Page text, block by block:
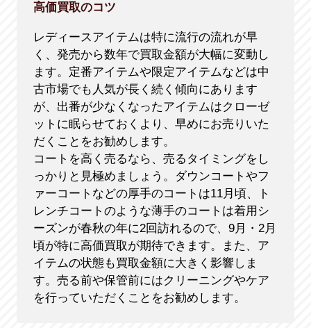
高価買取のコツ
レディースアイテムは特に流行の流れが早
く、発売から数年で買取金額が大幅に変動し
ます。定番アイテムや限定アイテムなどは中
古市場でも人気が長く続く傾向にあります
が、出番が少なくなったアイテムはクローゼ
ットに眠らせておくより、早めにお売りいた
だくことをお勧めします。
コートを高く売るなら、売るタイミングをし
っかりと見極めましょう。ダウンコートやフ
ァーコートなどの厚手のコートは11月頃、ト
レンチコートのような薄手のコートは着用シ
ーズンが春秋の年に2回訪れるので、9月・2月
頃が特に高価買取が期待できます。また、ア
イテムの状態も買取金額に大きく影響しま
す。売る前や保管前にはクリーニングやケア
を行っていただくことをお勧めします。